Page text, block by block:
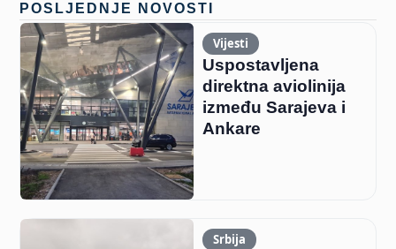
POSLJEDNJE NOVOSTI
Vijesti
Uspostavljena
direktna aviolinija
između Sarajeva i
Ankare
Srbija